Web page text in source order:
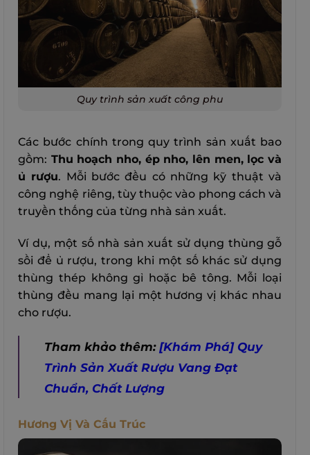
Quy trình sản xuất công phu
Các bước chính trong quy trình sản xuất bao
gồm: Thu hoạch nho, ép nho, lên men, lọc và
ủ rượu. Mỗi bước đều có những kỹ thuật và
công nghệ riêng, tùy thuộc vào phong cách và
truyền thống của từng nhà sản xuất.
Ví dụ, một số nhà sản xuất sử dụng thùng gỗ
sồi để ủ rượu, trong khi một số khác sử dụng
thùng thép không gỉ hoặc bê tông. Mỗi loại
thùng đều mang lại một hương vị khác nhau
cho rượu.
Tham khảo thêm:[Khám Phá] Quy
Trình Sản Xuất Rượu Vang Đạt
Chuẩn, Chất Lượng
Hương Vị Và Cấu Trúc